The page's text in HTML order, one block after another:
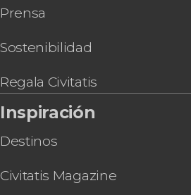
Prensa
Sostenibilidad
Regala Civitatis
Inspiración
Destinos
Civitatis Magazine